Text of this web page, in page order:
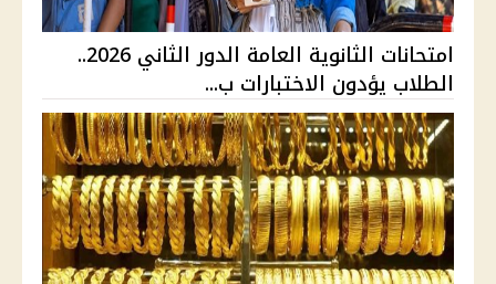
امتحانات الثانوية العامة الدور الثاني 2026..
الطلاب يؤدون الاختبارات ب...